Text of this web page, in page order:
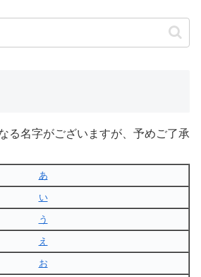
る名字がございますが、予めご了承
あ
い
う
え
お